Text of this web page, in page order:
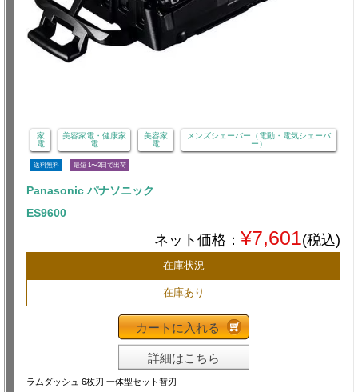
家
電
美容家電・健康家
電
美容家
電
メンズシェーバー（電動・電気シェーバ
ー）
送料無料 最短 1〜3日で出荷
Panasonic パナソニック
ES9600
ネット価格： ¥7,601(税込)
在庫状況
在庫あり
カートに入れる
詳細はこちら
ラムダッシュ 6枚刃 一体型セット替刃